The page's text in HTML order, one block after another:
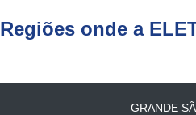
Regiões onde a
GRANDE